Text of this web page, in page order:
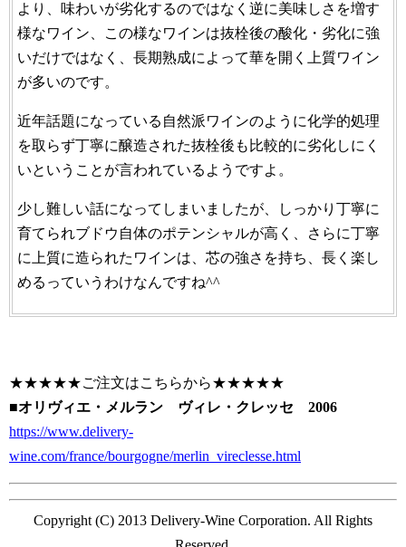
より、味わいが劣化するのではなく逆に美味しさを増す
様なワイン、この様なワインは抜栓後の酸化・劣化に強
いだけではなく、長期熟成によって華を開く上質ワイン
が多いのです。
近年話題になっている自然派ワインのように化学的処理
を取らず丁寧に醸造された抜栓後も比較的に劣化しにく
いということが言われているようですよ。
少し難しい話になってしまいましたが、しっかり丁寧に
育てられブドウ自体のポテンシャルが高く、さらに丁寧
に上質に造られたワインは、芯の強さを持ち、長く楽し
めるっていうわけなんですね^^
★★★★★ご注文はこちらから★★★★★
■オリヴィエ・メルラン ヴィレ・クレッセ 2006
https://www.delivery-
wine.com/france/bourgogne/merlin_vireclesse.html
Copyright (C) 2013 Delivery-Wine Corporation. All Rights